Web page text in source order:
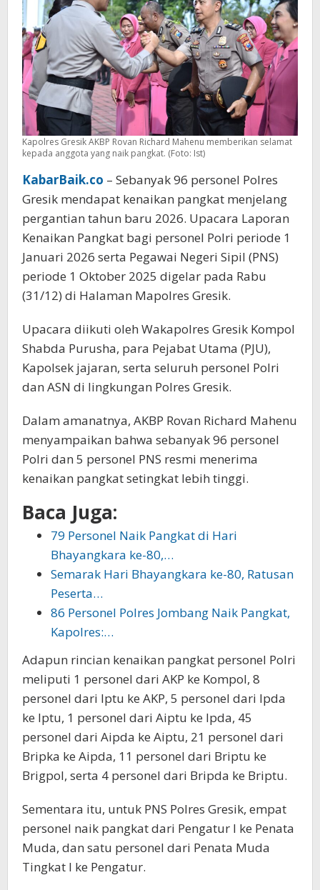
Kapolres Gresik AKBP Rovan Richard Mahenu memberikan selamat
kepada anggota yang naik pangkat. (Foto: Ist)
KabarBaik.co – Sebanyak 96 personel Polres
Gresik mendapat kenaikan pangkat menjelang
pergantian tahun baru 2026. Upacara Laporan
Kenaikan Pangkat bagi personel Polri periode 1
Januari 2026 serta Pegawai Negeri Sipil (PNS)
periode 1 Oktober 2025 digelar pada Rabu
(31/12) di Halaman Mapolres Gresik.
Upacara diikuti oleh Wakapolres Gresik Kompol
Shabda Purusha, para Pejabat Utama (PJU),
Kapolsek jajaran, serta seluruh personel Polri
dan ASN di lingkungan Polres Gresik.
Dalam amanatnya, AKBP Rovan Richard Mahenu
menyampaikan bahwa sebanyak 96 personel
Polri dan 5 personel PNS resmi menerima
kenaikan pangkat setingkat lebih tinggi.
Baca Juga:
79 Personel Naik Pangkat di Hari
Bhayangkara ke-80,…
Semarak Hari Bhayangkara ke-80, Ratusan
Peserta…
86 Personel Polres Jombang Naik Pangkat,
Kapolres:…
Adapun rincian kenaikan pangkat personel Polri
meliputi 1 personel dari AKP ke Kompol, 8
personel dari Iptu ke AKP, 5 personel dari Ipda
ke Iptu, 1 personel dari Aiptu ke Ipda, 45
personel dari Aipda ke Aiptu, 21 personel dari
Bripka ke Aipda, 11 personel dari Briptu ke
Brigpol, serta 4 personel dari Bripda ke Briptu.
Sementara itu, untuk PNS Polres Gresik, empat
personel naik pangkat dari Pengatur I ke Penata
Muda, dan satu personel dari Penata Muda
Tingkat I ke Pengatur.